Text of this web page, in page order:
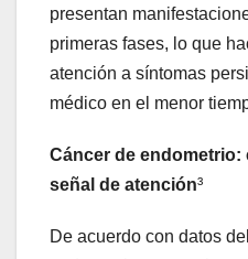
presentan
primeras fases, lo que
atención a síntomas
médico en el menor
Cáncer de
señal de atención³
De acuerdo con datos